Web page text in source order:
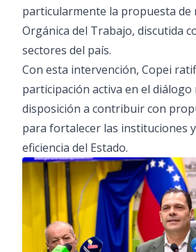
particularmente la propuesta de
Orgánica del Trabajo, discutida
sectores del país.
Con esta intervención, Copei
participación activa en el diálogo
disposición a contribuir con
para fortalecer las instituciones
eficiencia del Estado.